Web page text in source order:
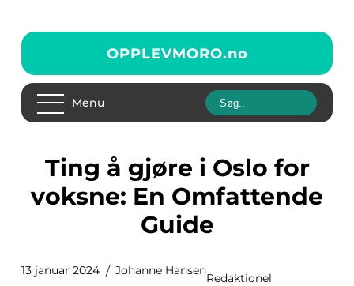
OPPLEVMORO.no
Menu
Ting å gjøre i Oslo for
voksne: En Omfattende
Guide
13 januar 2024 Johanne Hansen
Redaktionel